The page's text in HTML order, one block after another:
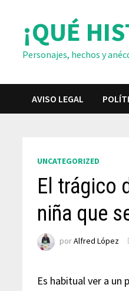
contenido¡QUÉ
Personajes, hechos y
AVISO LEGAL
UNCATEGORIZED
El trágico
niña que
porAlfred López
Es habitual ver a